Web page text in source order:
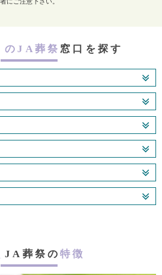
のJA葬祭 窓口を探す
JA葬祭の特徴